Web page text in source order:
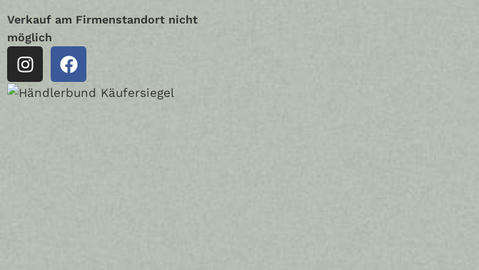
Verkauf am Firmenstandort nicht
möglich